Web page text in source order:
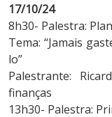
17/10/24
8h30- Palestra:
Tema: “Jamais
lo”
Palestrante:
finanças
13h30- Palestra: